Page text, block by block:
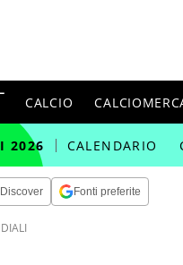
CALCIO
2026 CALENDARIO
Fonti preferite